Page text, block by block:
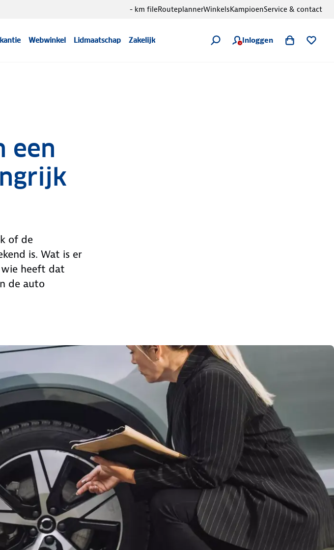
Webwinkel Lidmaatschap Zakelijk Inloggen
- km fileRouteplannerWinkelsKampioenService & contact
een
of de
is. Wat is er
wie heeft dat
de auto